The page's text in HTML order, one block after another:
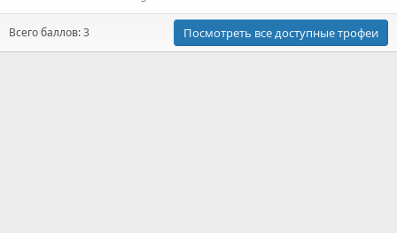
Всего баллов: 3 Посмотреть все доступные трофеи